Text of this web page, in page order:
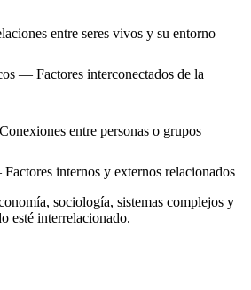
entre seres vivos y su entorno
— Factores interconectados de la
Conexiones entre personas o grupos
Factores internos y externos relacionados
sociología, sistemas complejos y
esté interrelacionado.